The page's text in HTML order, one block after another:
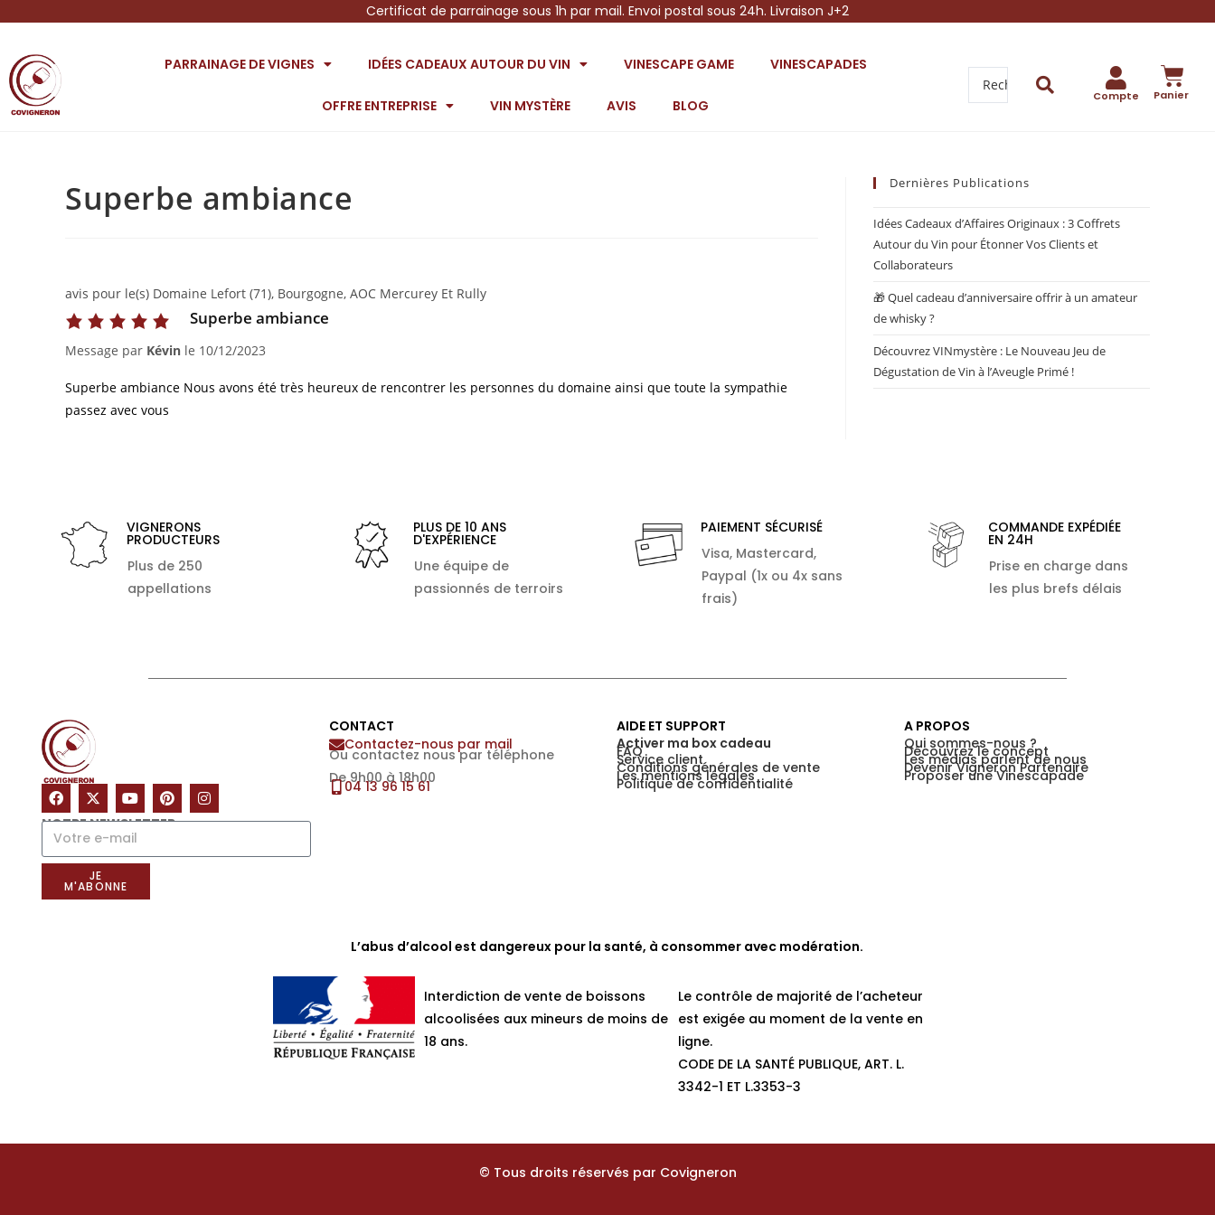
Certificat de parrainage sous 1h par mail. Envoi postal sous 24h. Livraison J+2
PARRAINAGE DE VIGNES IDÉES CADEAUX AUTOUR DU VIN VINESCAPE GAME VINESCAPADES
OFFRE ENTREPRISE VIN MYSTÈRE AVIS BLOG
Compte Panier
Superbe ambiance
avis pour le(s) Domaine Lefort (71), Bourgogne, AOC Mercurey Et Rully
Superbe ambiance
Message par Kévin le 10/12/2023
Superbe ambiance Nous avons été très heureux de rencontrer les personnes du domaine ainsi que toute la sympathie
passez avec vous
Dernières Publications
Idées Cadeaux d’Affaires Originaux : 3 Coffrets
Autour du Vin pour Étonner Vos Clients et
Collaborateurs
🎁 Quel cadeau d’anniversaire offrir à un amateur
de whisky ?
Découvrez VINmystère : Le Nouveau Jeu de
Dégustation de Vin à l’Aveugle Primé !
VIGNERONS
PRODUCTEURS
Plus de 250
appellations
PLUS DE 10 ANS
D'EXPÉRIENCE
Une équipe de
passionnés de terroirs
PAIEMENT SÉCURISÉ
Visa, Mastercard,
Paypal (1x ou 4x sans
frais)
COMMANDE EXPÉDIÉE
EN 24H
Prise en charge dans
les plus brefs délais
NOTRE NEWSLETTER
JE
M'ABONNE
CONTACT
Contactez-nous par mail
Ou contactez nous par téléphone
De 9h00 à 18h00
04 13 96 15 61
AIDE ET SUPPORT
Activer ma box cadeau
FAQ
Service client
Conditions générales de vente
Les mentions légales
Politique de confidentialité
A PROPOS
Qui sommes-nous ?
Découvrez le concept
Les médias parlent de nous
Devenir Vigneron Partenaire
Proposer une Vinescapade
L’abus d’alcool est dangereux pour la santé, à consommer avec modération.
Interdiction de vente de boissons
alcoolisées aux mineurs de moins de
18 ans.
Le contrôle de majorité de l’acheteur
est exigée au moment de la vente en
ligne.
CODE DE LA SANTÉ PUBLIQUE, ART. L.
3342-1 ET L.3353-3
© Tous droits réservés par Covigneron